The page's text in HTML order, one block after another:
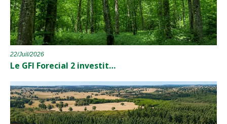
22/Juil/2026
Le GFI Forecial 2 investit…